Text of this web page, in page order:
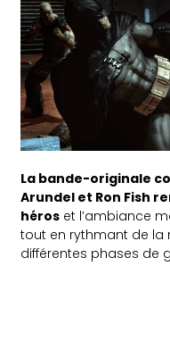
La bande-originale
Arundel et Ron Fish
héros et l’ambiance
tout en rythmant de la
différentes phases de